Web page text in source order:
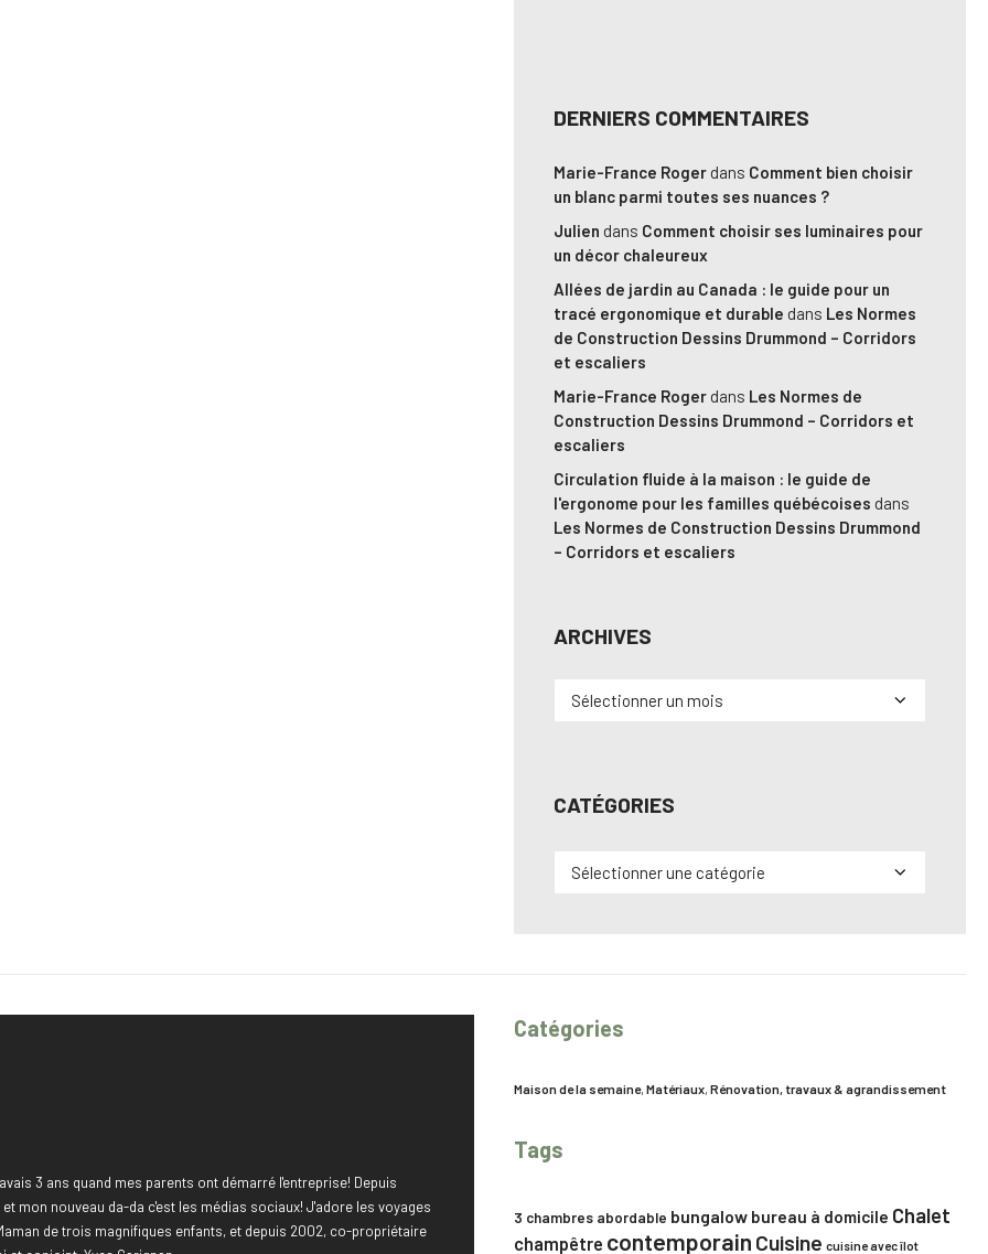
DERNIERS COMMENTAIRES
Marie-France Roger dans Comment bien choisir
un blanc parmi toutes ses nuances ?
Julien dans Comment choisir ses luminaires pour
un décor chaleureux
Allées de jardin au Canada : le guide pour un
tracé ergonomique et durable dans Les Normes
de Construction Dessins Drummond – Corridors
et escaliers
Marie-France Roger dans Les Normes de
Construction Dessins Drummond – Corridors et
escaliers
Circulation fluide à la maison : le guide de
l'ergonome pour les familles québécoises dans
Les Normes de Construction Dessins Drummond
– Corridors et escaliers
ARCHIVES
Archives
CATÉGORIES
Catégories
3 ans quand mes parents ont démarré l'entreprise! Depuis
mon nouveau da-da c'est les médias sociaux! J'adore les voyages
de trois magnifiques enfants, et depuis 2002, co-propriétaire
Catégories
Maison de la semaine, Matériaux, Rénovation, travaux & agrandissement
Tags
3 chambres abordable bungalow bureau à domicile Chalet
champêtre contemporain Cuisine cuisine avec îlot